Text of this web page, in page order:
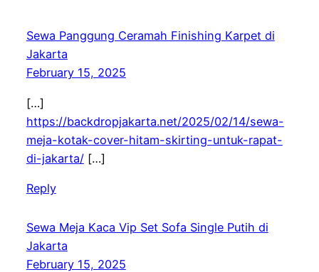
Sewa Panggung Ceramah Finishing Karpet di
Jakarta
February 15, 2025
[…]
https://backdropjakarta.net/2025/02/14/sewa-
meja-kotak-cover-hitam-skirting-untuk-rapat-
di-jakarta/[…]
Reply
Sewa Meja Kaca Vip Set Sofa Single Putih di
Jakarta
February 15, 2025